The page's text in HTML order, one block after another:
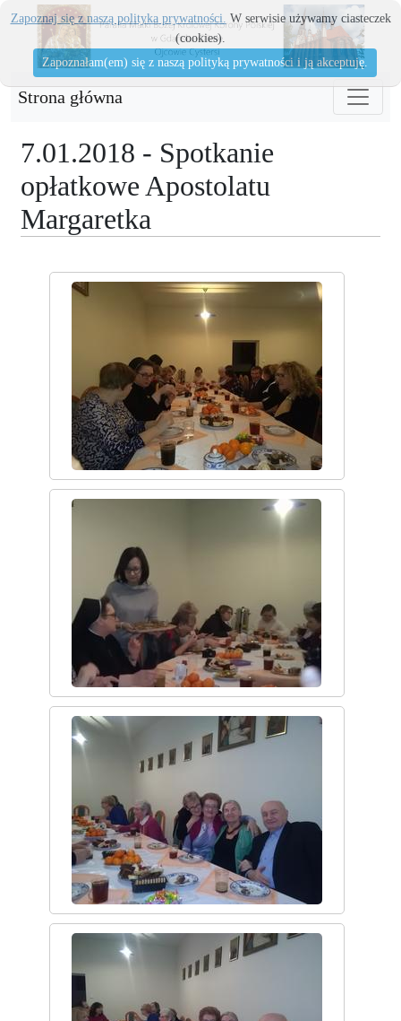
Strona główna
7.01.2018 - Spotkanie
opłatkowe Apostolatu
Margaretka
Zapoznaj się z naszą polityka prywatności. W serwisie używamy ciasteczek
(cookies).
Zapoznałam(em) się z naszą polityką prywatności i ją akceptuję.